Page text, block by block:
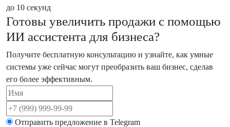
до 10 секунд
Готовы увеличить продажи с помощью
ИИ ассистента для бизнеса?
Получите бесплатную консультацию и узнайте, как умные
системы уже сейчас могут преобразить ваш бизнес, сделав
его более эффективным.
Отправить предложение в Telegram